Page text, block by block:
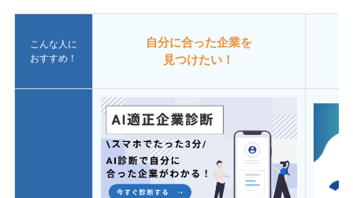
こんな人に
おすすめ！
自分に合った企業を
見つけたい！